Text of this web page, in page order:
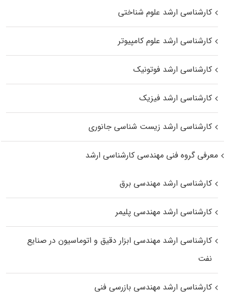
کارشناسی ارشد علوم شناختی
کارشناسی ارشد علوم کامپیوتر
کارشناسی ارشد فوتونیک
کارشناسی ارشد فیزیک
کارشناسی ارشد زیست‌ شناسی جانوری
معرفی گروه فنی مهندسی کارشناسی ارشد
کارشناسی ارشد مهندسی برق
کارشناسی ارشد مهندسی پلیمر
کارشناسی ارشد مهندسی ابزار دقیق و اتوماسیون در صنایع
نفت
کارشناسی ارشد مهندسی بازرسی فنی